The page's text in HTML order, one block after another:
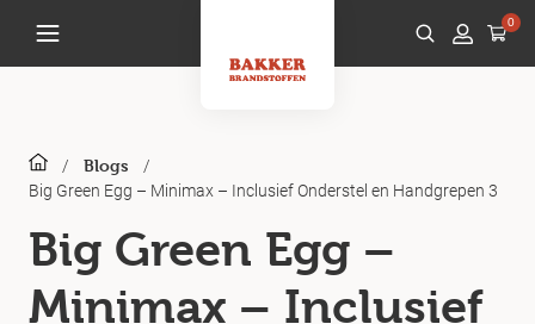
0
/ Blogs
/
Big Green Egg – Minimax – Inclusief Onderstel en Handgrepen 3
Big Green Egg –
Minimax – Inclusief